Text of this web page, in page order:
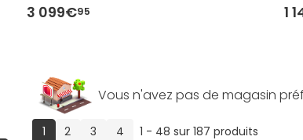
3 099€95 1
Vous n'avez pas de magasin
1(current)
2 3 4 1 - 48 sur 187 produits